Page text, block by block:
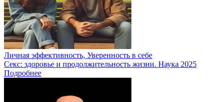
Личная эффективность, Уверенность в себе
Секс: здоровье и продолжительность жизни. Наука 2025
Подробнее